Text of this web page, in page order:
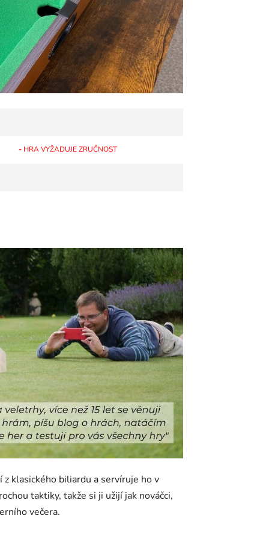
- HRA VYŽADUJE ZRUČNOST
klasického biliardu a servíruje ho v
taktiky, takže si ji užijí jak nováčci,
večera.